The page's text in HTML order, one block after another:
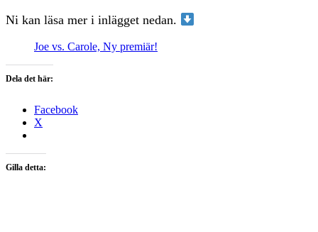
Ni kan läsa mer i inlägget nedan.
Joe vs. Carole, Ny premiär!
Dela det här:
Facebook
X
Gilla detta: